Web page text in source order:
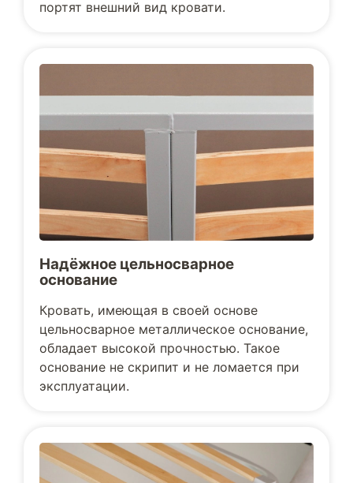
портят внешний вид кровати.
Надёжное цельносварное
основание
Кровать, имеющая в своей основе
цельносварное металлическое основание,
обладает высокой прочностью. Такое
основание не скрипит и не ломается при
эксплуатации.